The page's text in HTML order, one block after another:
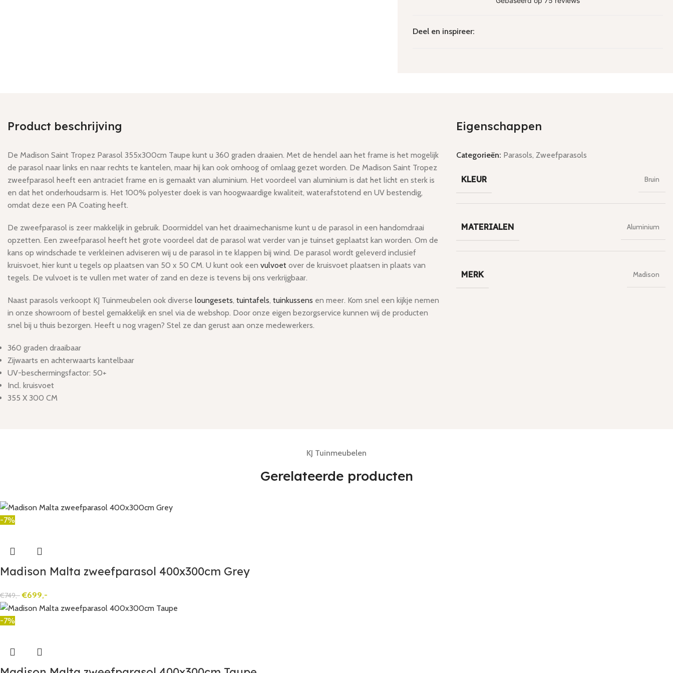
Deel en inspireer:
Product beschrijving
De Madison Saint Tropez Parasol 355x300cm Taupe kunt u 360 graden draaien. Met de hendel aan het frame is het mogelijk
de parasol naar links en naar rechts te kantelen, maar hij kan ook omhoog of omlaag gezet worden. De Madison Saint Tropez
zweefparasol heeft een antraciet frame en is gemaakt van aluminium. Het voordeel van aluminium is dat het licht en sterk is
en dat het onderhoudsarm is. Het 100% polyester doek is van hoogwaardige kwaliteit, waterafstotend en UV bestendig,
omdat deze een PA Coating heeft.
De zweefparasol is zeer makkelijk in gebruik. Doormiddel van het draaimechanisme kunt u de parasol in een handomdraai
opzetten. Een zweefparasol heeft het grote voordeel dat de parasol wat verder van je tuinset geplaatst kan worden. Om de
kans op windschade te verkleinen adviseren wij u de parasol in te klappen bij wind. De parasol wordt geleverd inclusief
kruisvoet, hier kunt u tegels op plaatsen van 50 x 50 CM. U kunt ook een vulvoet over de kruisvoet plaatsen in plaats van
tegels. De vulvoet is te vullen met water of zand en deze is tevens bij ons verkrijgbaar.
Naast parasols verkoopt KJ Tuinmeubelen ook diverse loungesets, tuintafels, tuinkussens en meer. Kom snel een kijkje nemen
in onze showroom of bestel gemakkelijk en snel via de webshop. Door onze eigen bezorgservice kunnen wij de producten
snel bij u thuis bezorgen. Heeft u nog vragen? Stel ze dan gerust aan onze medewerkers.
360 graden draaibaar
Zijwaarts en achterwaarts kantelbaar
UV-beschermingsfactor: 50+
Incl. kruisvoet
355 X 300 CM
Eigenschappen
Categorieën: Parasols, Zweefparasols
KLEUR Bruin
MATERIALEN Aluminium
MERK Madison
KJ Tuinmeubelen
Gerelateerde producten
-7%
Madison Malta zweefparasol 400x300cm Grey
€749,- €699,-
-7%